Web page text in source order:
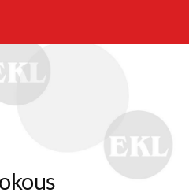
Eläkkeensaajat ry